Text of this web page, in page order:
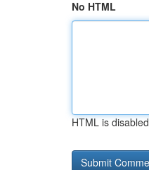
No HTML
HTML is disabled